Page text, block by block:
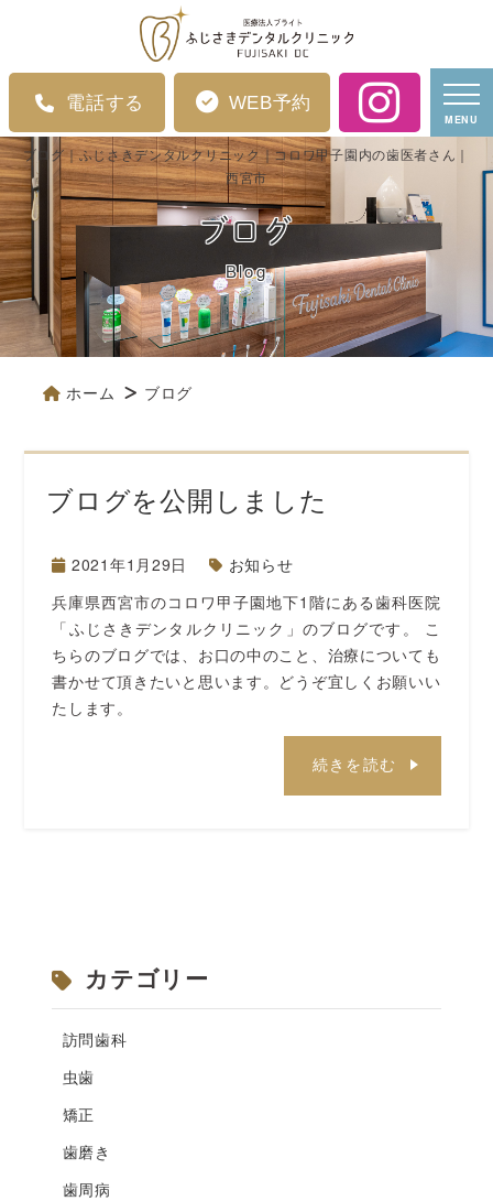
電話する WEB予約
MENU
ブログ
Blog
ブログ｜ふじさきデンタルクリニック｜コロワ甲子園内の歯医者さん｜
西宮市
ホーム ブログ
ブログを公開しました
2021年1月29日
お知らせ
兵庫県西宮市のコロワ甲子園地下1階にある歯科医院
「ふじさきデンタルクリニック」のブログです。 こ
ちらのブログでは、お口の中のこと、治療についても
書かせて頂きたいと思います。どうぞ宜しくお願いい
たします。
続きを読む
カテゴリー
訪問歯科
虫歯
矯正
歯磨き
歯周病